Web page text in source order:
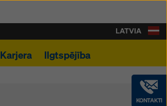
Karjera Ilgtspējība
KONTAKTI
LATVIA